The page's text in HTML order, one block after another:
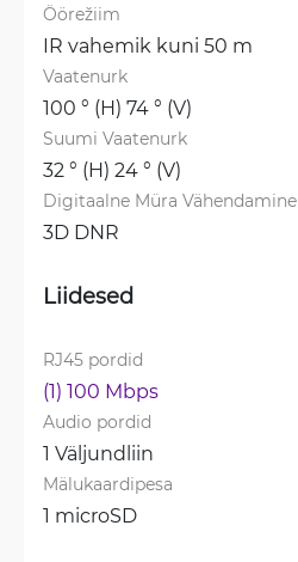
Öörežiim
IR vahemik kuni 50 m
Vaatenurk
100 ° (H) 74 ° (V)
Suumi Vaatenurk
32 ° (H) 24 ° (V)
Digitaalne Müra Vähendamine
3D DNR
Liidesed
RJ45 pordid
(1) 100 Mbps
Audio pordid
1 Väljundliin
Mälukaardipesa
1 microSD